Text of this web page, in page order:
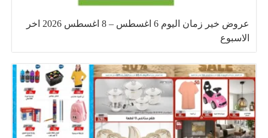
عروض خير زمان اليوم 6 اغسطس – 8 اغسطس 2026 اخر
الاسبوع